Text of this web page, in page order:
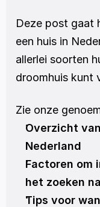
Deze post gaat
een huis in
allerlei soorten
droomhuis kunt
Zie onze
Overzicht
Nederland
Factoren om
het zoeken
Tips voor